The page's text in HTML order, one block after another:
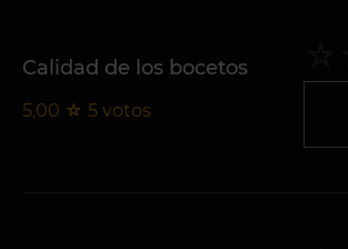
Calidad de los bocetos
5,00 ☆ 5 votos